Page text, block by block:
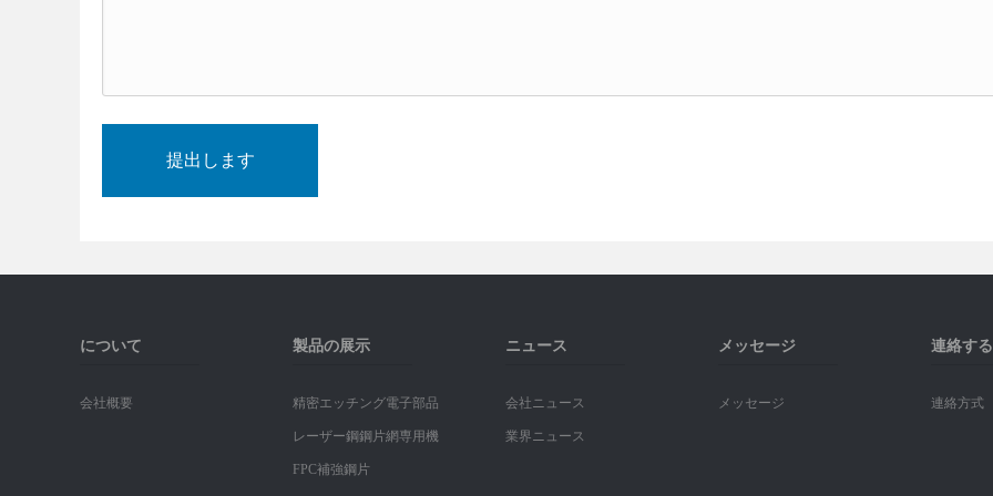
について
会社概要
製品の展示
精密エッチング電子部品
レーザー鋼鋼片網専用機
FPC補強鋼片
ニュース
会社ニュース
業界ニュース
メッセージ
メッセージ
連絡する
連絡方式